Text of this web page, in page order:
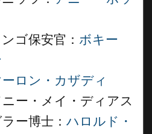
ゴ保安官： ボキー
ロン・カザディ
ー・メイ・ディアス
ー博士： ハロルド・